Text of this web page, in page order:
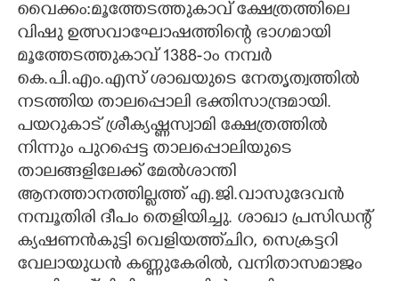
CARTOONS
LITERATURE
ZOOM
വൈക്കം:മൂത്തേടത്തുകാവ് ക്ഷേത്രത്തിലെ
വിഷു ഉത്സവാഘോഷത്തിന്റെ ഭാഗമായി
മൂത്തേടത്തുകാവ് 1388-ാം നമ്പർ
കെ.പി.എം.എസ് ശാഖയുടെ നേതൃത്വത്തിൽ
നടത്തിയ താലപ്പൊലി ഭക്തിസാന്ദ്രമായി.
പയറുകാട് ശ്രീക്യഷ്ണസ്വാമി ക്ഷേത്രത്തിൽ
നിന്നും പുറപ്പെട്ട താലപ്പൊലിയുടെ
താലങ്ങളിലേക്ക് മേൽശാന്തി
ആനത്താനത്തില്ലത്ത് എ.ജി.വാസുദേവൻ
നമ്പൂതിരി ദീപം തെളിയിച്ചു. ശാഖാ പ്രസിഡന്റ്
ക്യഷണൻകുട്ടി വെളിയത്ത്ചിറ, സെക്രട്ടറി
വേലായുധൻ കണ്ണുകേരിൽ, വനിതാസമാജം